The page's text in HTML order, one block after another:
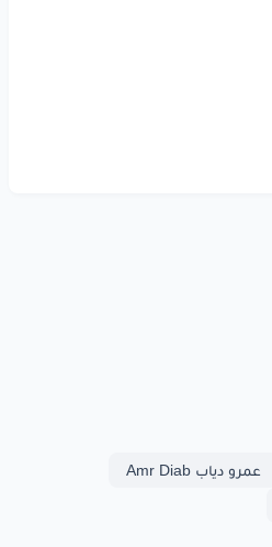
عمرو دياب Amr Diab